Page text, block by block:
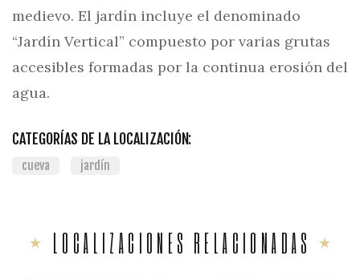
medievo. El jardín incluye el denominado
“Jardín Vertical” compuesto por varias grutas
accesibles formadas por la continua erosión del
agua.
CATEGORÍAS DE LA LOCALIZACIÓN:
cueva jardín
LOCALIZACIONES RELACIONADAS